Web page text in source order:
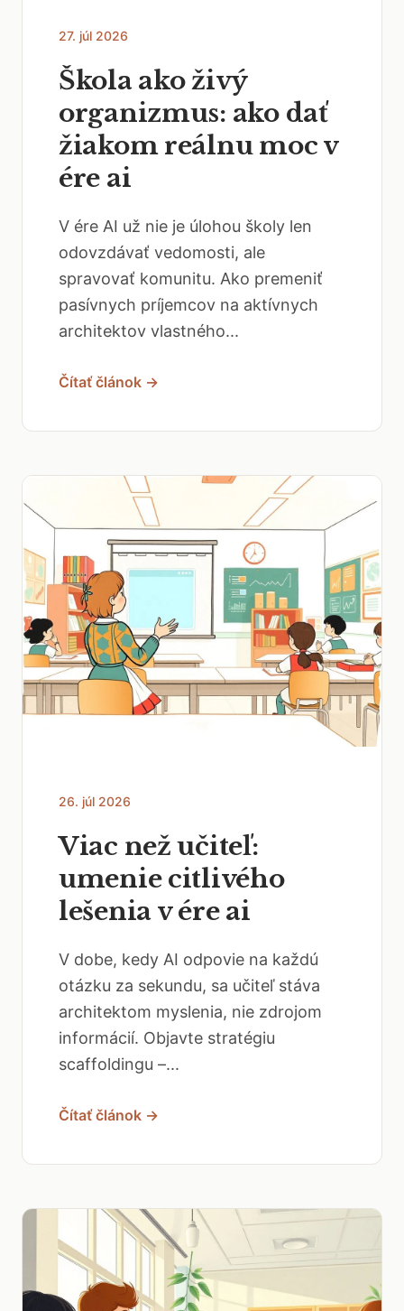
27. júl 2026
Škola ako živý
organizmus: ako dať
žiakom reálnu moc v
ére ai
V ére AI už nie je úlohou školy len
odovzdávať vedomosti, ale
spravovať komunitu. Ako premeniť
pasívnych príjemcov na aktívnych
architektov vlastného...
Čítať článok →
26. júl 2026
Viac než učiteľ:
umenie citlivého
lešenia v ére ai
V dobe, kedy AI odpovie na každú
otázku za sekundu, sa učiteľ stáva
architektom myslenia, nie zdrojom
informácií. Objavte stratégiu
scaffoldingu –...
Čítať článok →